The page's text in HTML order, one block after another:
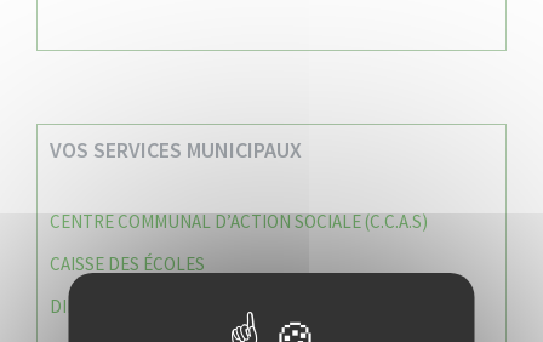
VOS SERVICES MUNICIPAUX
CENTRE COMMUNAL D’ACTION SOCIALE (C.C.A.S)
CAISSE DES ÉCOLES
DIRECTION DES SERVICES TECHNIQUES